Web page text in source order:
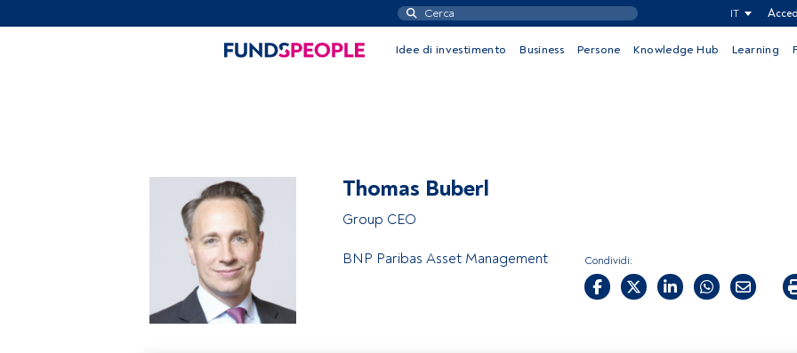
IT
Idee di investimento Business Persone Knowledge Hub Learning
Thomas Buberl
Group CEO
BNP Paribas Asset Management Condividi: